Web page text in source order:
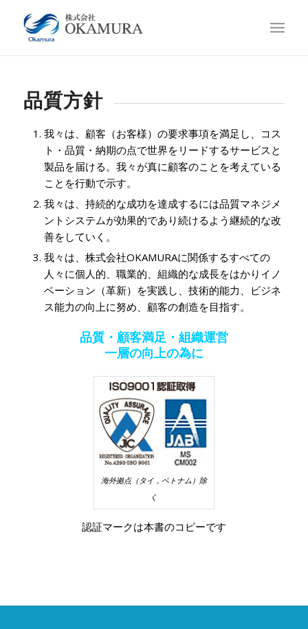
品質方針
我々は、顧客（お客様）の要求事項を満足し、コス
ト・品質・納期の点で世界をリードするサービスと
製品を届ける。我々が真に顧客のことを考えている
ことを行動で示す。
我々は、持続的な成功を達成するには品質マネジメ
ントシステムが効果的であり続けるよう継続的な改
善をしていく。
我々は、株式会社OKAMURAに関係するすべての
人々に個人的、職業的、組織的な成長をはかりイノ
ベーション（革新）を実践し、技術的能力、ビジネ
ス能力の向上に努め、顧客の創造を目指す。
品質・顧客満足・組織運営
一層の向上の為に
海外拠点（タイ，ベトナム）除
く
認証マークは本書のコピーです